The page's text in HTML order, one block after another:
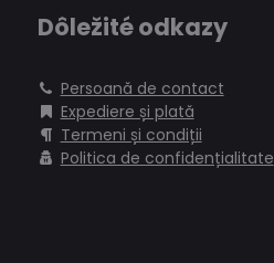
Dôležité odkazy
Persoană de contact
Expediere și plată
Termeni și condiții
Politica de confidențialitate